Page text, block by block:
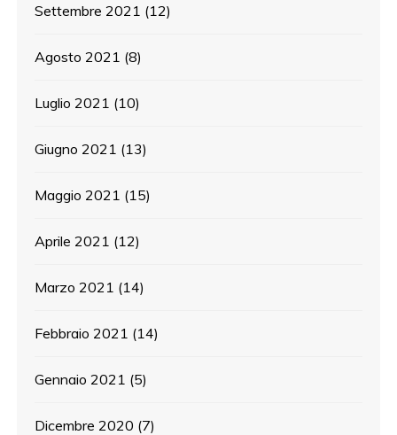
Settembre 2021 (12)
Agosto 2021 (8)
Luglio 2021 (10)
Giugno 2021 (13)
Maggio 2021 (15)
Aprile 2021 (12)
Marzo 2021 (14)
Febbraio 2021 (14)
Gennaio 2021 (5)
Dicembre 2020 (7)